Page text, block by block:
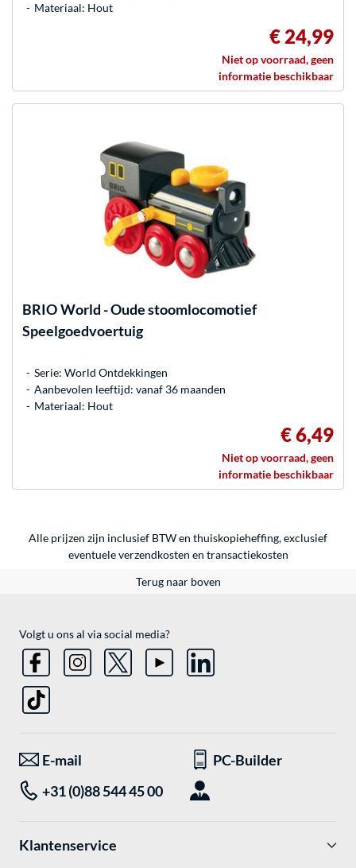
Materiaal: Hout
€ 24,99
Niet op voorraad, geen
informatie beschikbaar
BRIOWorld - Oude stoomlocomotief
Speelgoedvoertuig
Serie: World Ontdekkingen
Aanbevolen leeftijd: vanaf 36 maanden
Materiaal: Hout
€ 6,49
Niet op voorraad, geen
informatie beschikbaar
Alle prijzen zijn inclusief BTW en thuiskopieheffing, exclusief
eventueleverzendkosten en transactiekosten
Terug naar boven
Volgt u ons al via social media?
E-mail
PC-Builder
+31 (0)88 544 45 00
Klantenservice